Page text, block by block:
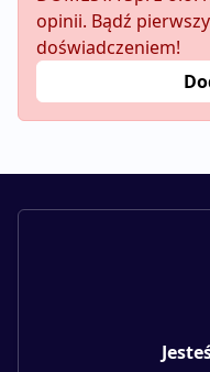
opinii. Bądź
doświadczeniem!